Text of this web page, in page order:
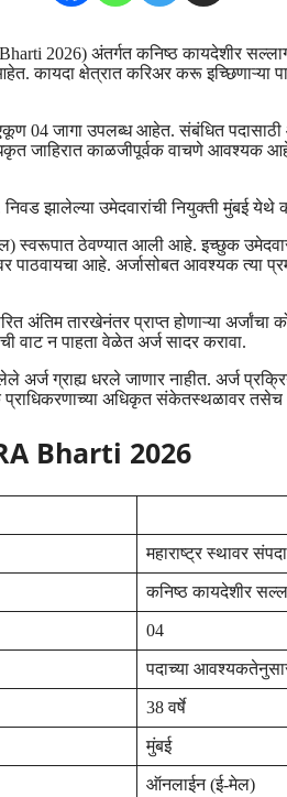
2026) अंतर्गत कनिष्ठ कायदेशीर
कायदा क्षेत्रात करिअर करू इच्छिणाऱ्या
04 जागा उपलब्ध आहेत. संबंधित
जाहिरात काळजीपूर्वक वाचणे आवश्यक
झालेल्या उमेदवारांची नियुक्ती मुंबई
स्वरूपात ठेवण्यात आली आहे. इच्छुक
पाठवायचा आहे. अर्जासोबत आवश्यक त्या
अंतिम तारखेनंतर प्राप्त होणाऱ्या
वाट न पाहता वेळेत अर्ज सादर करावा.
अर्ज ग्राह्य धरले जाणार नाहीत. अर्ज
प्राधिकरणाच्या अधिकृत संकेतस्थळावर
Bharti 2026
महाराष्ट्र स्थावर
कनिष्ठ कायदेशीर
04
पदाच्या
38 वर्षे
मुंबई
ऑनलाईन (ई-मेल)